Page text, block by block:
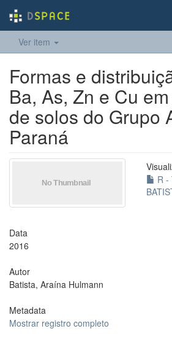
Ver item
Formas e
Ba, As, Zn e Cu
de solos do Grupo
Paraná
R -
Data
2016
Autor
Batista, Araína Hulmann
Metadata
Mostrar registro completo